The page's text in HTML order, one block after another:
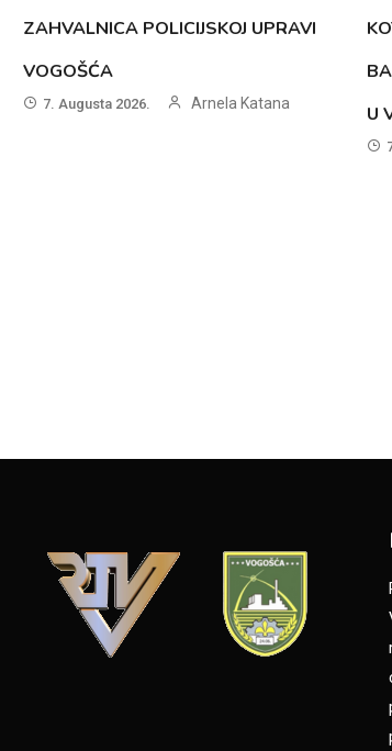
ZAHVALNICA POLICIJSKOJ UPRAVI
VOGOŠĆA
7. Augusta 2026. Arnela Katana
U